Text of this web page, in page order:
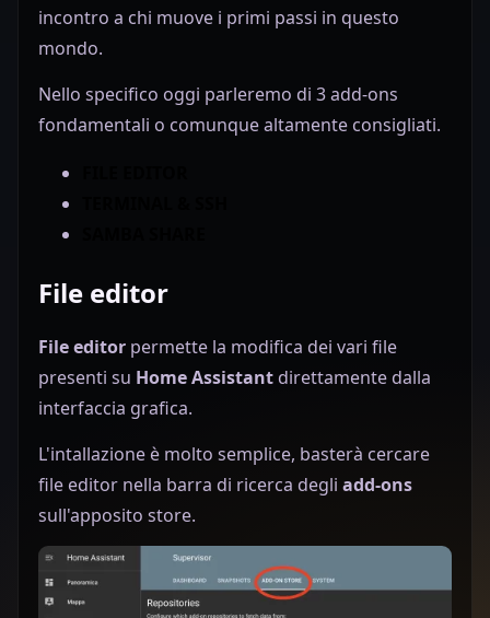
incontro a chi muove i primi passi in questo
mondo.
Nello specifico oggi parleremo di 3 add-ons
fondamentali o comunque altamente consigliati.
File editor
File editor permette la modifica dei vari file
presenti su Home Assistant direttamente dalla
interfaccia grafica.
L'intallazione è molto semplice, basterà cercare
file editor nella barra di ricerca degli add-ons
sull'apposito store.